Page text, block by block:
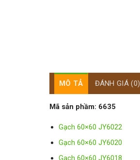
MÔ TẢ ĐÁNH GIÁ (0)
Mã sản phầm: 6635
Gạch 60×60 JY6022
Gạch 60×60 JY6020
Gạch 60×60 JY6018